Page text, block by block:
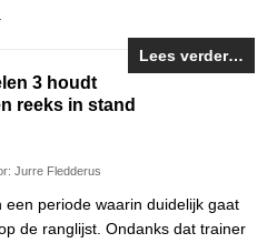
Lees verder…
3 houdt
reeks in stand
Jurre Fledderus
periode waarin duidelijk gaat
de ranglijst. Ondanks dat trainer